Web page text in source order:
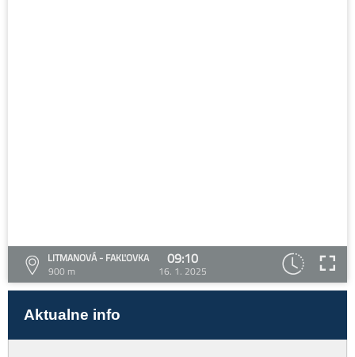
LITMANOVÁ - FAKĽOVKA
900 m
09:10
16. 1. 2025
Aktualne info